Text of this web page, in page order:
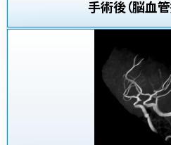
手術後（脳血